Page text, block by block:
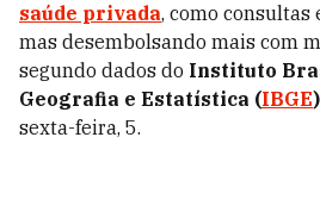
saúde privada, como consultas
mas desembolsando mais com
segundo dados do Instituto
Geografia e Estatística (IBGE)
sexta-feira, 5.